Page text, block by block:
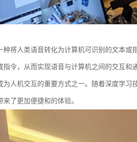
种将人类语音转化为计算机可识别的文本
指令，从而实现语音与计算机之间的交互
为人机交互的重要方式之一。随着深度学
来了更加便捷和的体验。